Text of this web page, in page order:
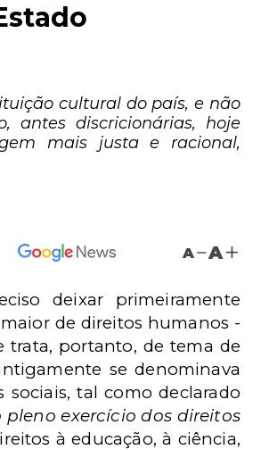
cultural do país, e não
antes discricionárias, hoje
mais justa e racional,
A A
deixar primeiramente
de direitos humanos -
trata, portanto, de tema de
se denominava
tal como declarado
exercício dos direitos
à educação, à ciência,